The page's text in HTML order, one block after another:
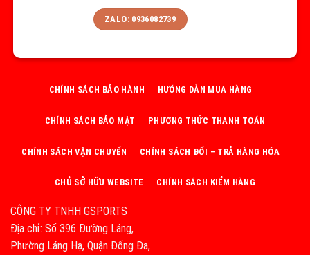
ZALO: 0936082739
CÔNG TY TNHH GSPORTS
Địa chỉ: Số 396 Đường Láng,
Phường Láng Hạ, Quận Đống Đa,
CHÍNH SÁCH BẢO HÀNH HƯỚNG DẪN MUA HÀNG
CHÍNH SÁCH BẢO MẬT PHƯƠNG THỨC THANH TOÁN
CHÍNH SÁCH VẬN CHUYỂN CHÍNH SÁCH ĐỔI – TRẢ HÀNG HÓA
CHỦ SỞ HỮU WEBSITE CHÍNH SÁCH KIỂM HÀNG